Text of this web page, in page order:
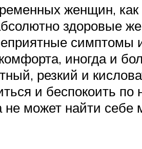
женщин,
здоровые
симптомы
иногда и
резкий и
и беспокоить
может найти себе